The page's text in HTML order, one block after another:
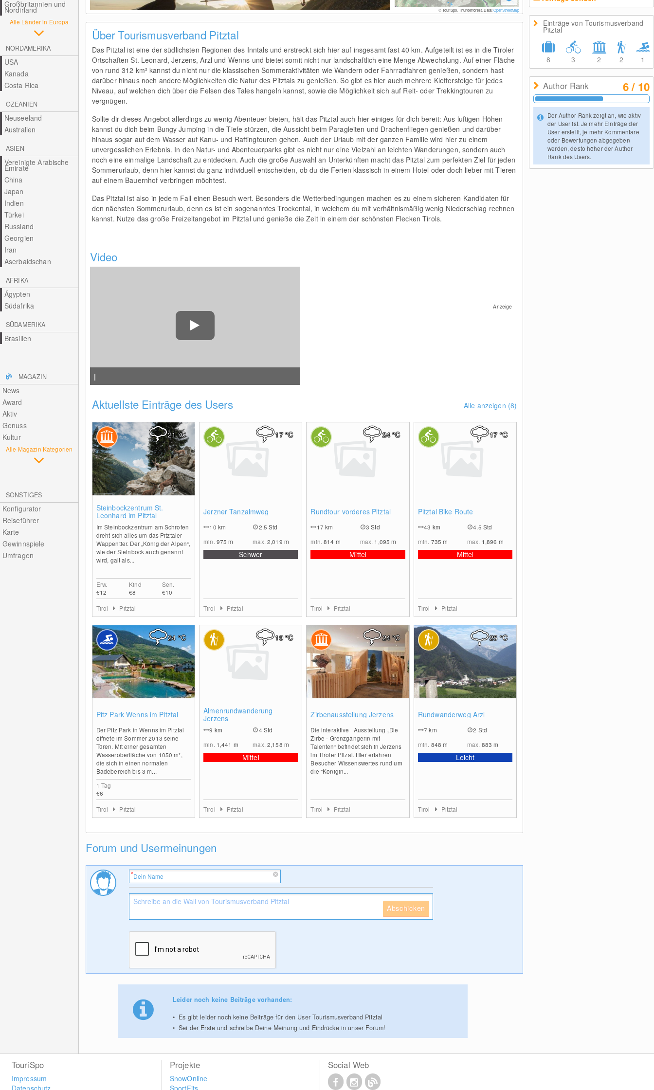
Großbritannien und
Nordirland
Alle Länder in Europa
NORDAMERIKA
USA
Kanada
Costa Rica
OZEANIEN
Neuseeland
Australien
ASIEN
Vereinigte Arabische
Emirate
China
Japan
Indien
Türkei
Russland
Georgien
Iran
Aserbaidschan
AFRIKA
Ägypten
Südafrika
SÜDAMERIKA
Brasilien
MAGAZIN
News
Award
Aktiv
Genuss
Kultur
Alle Magazin Kategorien
SONSTIGES
Konfigurator
Reiseführer
Karte
Gewinnspiele
Umfragen
© TouriSpo, Thunderforest, Data:OpenStreetMap
Einträge von Tourismusverband
Pitztal
8 3 2 2 1
Author Rank 6 / 10
Der Author Rank zeigt an, wie aktiv
der User ist. Je mehr Einträge der
User erstellt, je mehr Kommentare
oder Bewertungen abgegeben
werden, desto höher der Author
Rank des Users.
Über Tourismusverband Pitztal
Das Pitztal ist eine der südlichsten Regionen des Inntals und erstreckt sich hier auf insgesamt fast 40 km. Aufgeteilt ist es in die Tiroler
Ortschaften St. Leonard, Jerzens, Arzl und Wenns und bietet somit nicht nur landschaftlich eine Menge Abwechslung. Auf einer Fläche
von rund 312 km² kannst du nicht nur die klassischen Sommeraktivitäten wie Wandern oder Fahrradfahren genießen, sondern hast
darüber hinaus noch andere Möglichkeiten die Natur des Pitztals zu genießen. So gibt es hier auch mehrere Klettersteige für jedes
Niveau, auf welchen dich über die Felsen des Tales hangeln kannst, sowie die Möglichkeit sich auf Reit- oder Trekkingtouren zu
vergnügen.
Sollte dir dieses Angebot allerdings zu wenig Abenteuer bieten, hält das Pitztal auch hier einiges für dich bereit: Aus luftigen Höhen
kannst du dich beim Bungy Jumping in die Tiefe stürzen, die Aussicht beim Paragleiten und Drachenfliegen genießen und darüber
hinaus sogar auf dem Wasser auf Kanu- und Raftingtouren gehen. Auch der Urlaub mit der ganzen Familie wird hier zu einem
unvergesslichen Erlebnis. In den Natur- und Abenteuerparks gibt es nicht nur eine Vielzahl an leichten Wanderungen, sondern auch
noch eine einmalige Landschaft zu entdecken. Auch die große Auswahl an Unterkünften macht das Pitztal zum perfekten Ziel für jeden
Sommerurlaub, denn hier kannst du ganz individuell entscheiden, ob du die Ferien klassisch in einem Hotel oder doch lieber mit Tieren
auf einem Bauernhof verbringen möchtest.
Das Pitztal ist also in jedem Fall einen Besuch wert. Besonders die Wetterbedingungen machen es zu einem sicheren Kandidaten für
den nächsten Sommerurlaub, denn es ist ein sogenanntes Trockental, in welchem du mit verhältnismäßig wenig Niederschlag rechnen
kannst. Nutze das große Freizeitangebot im Pitztal und genieße die Zeit in einem der schönsten Flecken Tirols.
Video
|
Anzeige
Aktuellste Einträge des Users Alle anzeigen (8)
Steinbockzentrum St.
Leonhard im Pitztal
Im Steinbockzentrum am Schrofen
dreht sich alles um das Pitztaler
Wappentier. Der „König der Alpen“,
wie der Steinbock auch genannt
wird, galt als...
Erw.
€12
Kind
€8
Sen.
€10
21°C
Tirol Pitztal
Jerzner Tanzalmweg
10 km
2.5 Std
min. 975m max. 2,019 m
Schwer
17°C
Tirol Pitztal
Rundtour vorderes Pitztal
17km
3 Std
min.814 m max. 1,095m
Mittel
24°C
Tirol Pitztal
Pitztal Bike Route
43 km
4.5 Std
min. 735m max. 1,896 m
Mittel
17°C
Tirol Pitztal
Pitz Park Wenns im Pitztal
Der Pitz Park in Wenns im Pitztal
öffnete im Sommer 2013 seine
Türen. Mit einer gesamten
Wasseroberfläche von 1050 m²,
die sich in einen normalen
Badebereich bis 3 m...
1 Tag
€6
24°C
Tirol Pitztal
Almenrundwanderung
Jerzens
9 km
4 Std
min. 1,441 m max. 2,158 m
Mittel
19°C
Tirol Pitztal
Zirbenausstellung Jerzens
Die interaktive Ausstellung „Die
Zirbe - Grenzgängerin mit
Talenten“ befindet sich in Jerzens
im Tiroler Pitzal. Hier erfahren
Besucher Wissenswertes rund um
die "Königin...
24°C
Tirol Pitztal
Rundwanderweg Arzl
7km
2 Std
min. 848m max. 883m
Leicht
25°C
Tirol Pitztal
Forum und Usermeinungen
Abschicken
Leider noch keine Beiträge vorhanden:
Es gibt leider noch keine Beiträge für den User Tourismusverband Pitztal
Sei der Erste und schreibe Deine Meinung und Eindrücke in unser Forum!
TouriSpo
Impressum
Datenschutz
Projekte
SnowOnline
SportFits
Social Web